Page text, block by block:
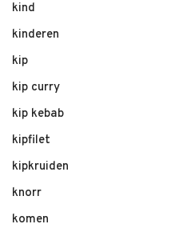
kind
kinderen
kip
kip curry
kip kebab
kipfilet
kipkruiden
knorr
komen